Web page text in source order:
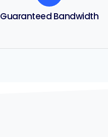
Guaranteed Bandwidth